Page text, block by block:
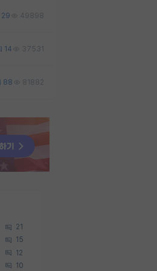
29 49898
14 37531
88 81882
21
15
12
10